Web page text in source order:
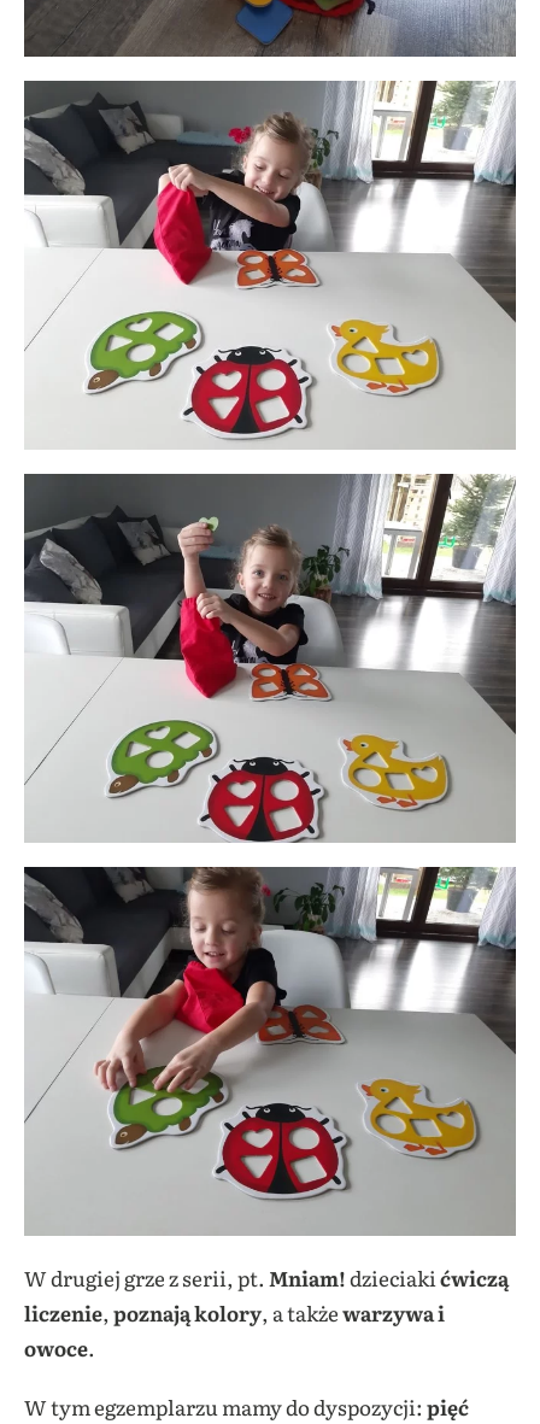
W drugiej grze z serii, pt. Mniam!dzieciaki ćwiczą
liczenie, poznają kolory, a takżewarzywa i
owoce.
W tym egzemplarzu mamy do dyspozycji: pięć